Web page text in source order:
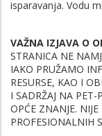
isparavanja. Vodu
VAŽNA IZJAVA O
STRANICA NE
IAKO PRUŽAMO
RESURSE, KAO I
I SADRŽAJ NA
OPĆE ZNANJE.
PROFESIONALNIH